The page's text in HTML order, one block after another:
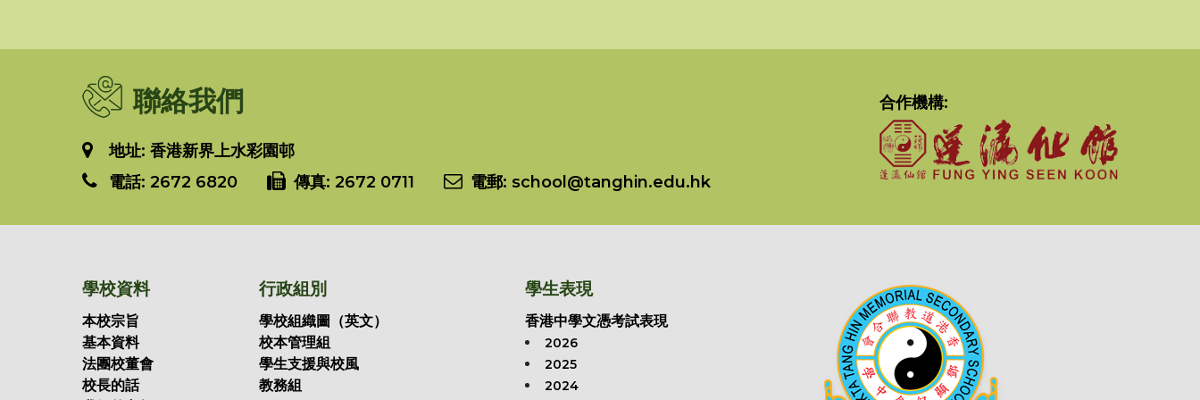
聯絡我們
地址: 香港新界上水彩園邨
電話: 2672 6820 傳真: 2672 0711 電郵: school@tanghin.edu.hk
合作機構:
學校資料
本校宗旨
基本資料
法團校董會
校長的話
行政組別
學校組織圖（英文）
校本管理組
學生支援與校風
教務組
學生表現
香港中學文憑考試表現
2026
2025
2024